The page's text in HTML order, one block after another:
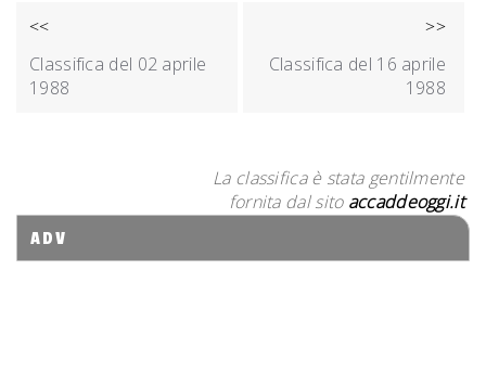
NAVIGAZIONE
ARTICOLI
<<
Classifica del 02 aprile
1988
>>
Classifica del 16 aprile
1988
La classifica è stata gentilmente
fornita dal sito accaddeoggi.it
ADV